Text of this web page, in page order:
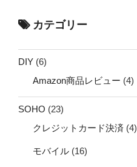
カテゴリー
DIY (6)
Amazon商品レビュー (4)
SOHO (23)
クレジットカード決済 (4)
モバイル (16)